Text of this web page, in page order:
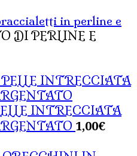
in perline e
DI PERLINE E
INTRECCIATA
1,00€